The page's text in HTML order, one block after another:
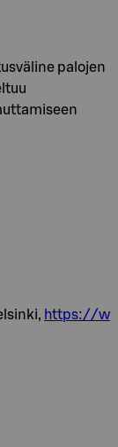
palojen
https://w